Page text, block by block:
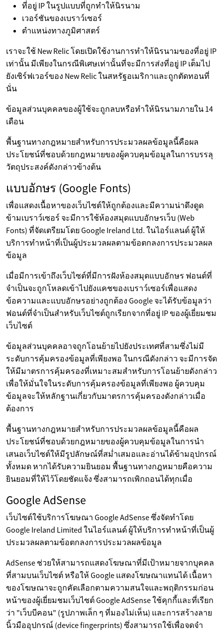
ที่อยู่ IP ในรูปแบบที่ถูกทำให้นิรนาม
เวอร์ชันของเบราว์เซอร์
ตำแหน่งทางภูมิศาสตร์
เราจะใช้ New Relic โดยเปิดใช้งานการทำให้นิรนามของที่อยู่ IP
เท่านั้น มีเพียงในกรณีพิเศษเท่านั้นที่จะมีการส่งที่อยู่ IP เต็มไป
ยังเซิร์ฟเวอร์ของ New Relic ในสหรัฐอเมริกาและถูกตัดทอนที่
นั่น
ข้อมูลส่วนบุคคลของผู้ใช้จะถูกลบหรือทำให้นิรนามภายใน 14
เดือน
พื้นฐานทางกฎหมายสำหรับการประมวลผลข้อมูลนี้คือผล
ประโยชน์ที่ชอบด้วยกฎหมายของผู้ควบคุมข้อมูลในการบรรลุ
วัตถุประสงค์ดังกล่าวข้างต้น
แบบอักษร (Google Fonts)
เพื่อแสดงเนื้อหาของเว็บไซต์ให้ถูกต้องและมีความน่าดึงดูด
ข้ามเบราว์เซอร์ จะมีการใช้ห้องสมุดแบบอักษรเว็บ (Web
Fonts) ที่จัดเตรียมโดย Google Ireland Ltd. ในไอร์แลนด์ ผู้ให้
บริการทำหน้าที่เป็นผู้ประมวลผลตามข้อตกลงการประมวลผล
ข้อมูล
เมื่อมีการเข้าถึงเว็บไซต์ที่มีการฝังห้องสมุดแบบอักษร ฟอนต์ที่
จำเป็นจะถูกโหลดเข้าไปยังแคชของเบราว์เซอร์เพื่อแสดง
ข้อความและแบบอักษรอย่างถูกต้อง Google จะได้รับข้อมูลว่า
ฟอนต์ที่จำเป็นสำหรับเว็บไซต์ถูกเรียกจากที่อยู่ IP ของผู้เยี่ยมชม
เว็บไซต์
ข้อมูลส่วนบุคคลอาจถูกโอนย้ายไปยังประเทศที่สามซึ่งไม่มี
ระดับการคุ้มครองข้อมูลที่เพียงพอ ในกรณีดังกล่าว จะมีการจัด
ให้มีมาตรการคุ้มครองที่เหมาะสมสำหรับการโอนย้ายดังกล่าว
เพื่อให้มั่นใจในระดับการคุ้มครองข้อมูลที่เพียงพอ ผู้ควบคุม
ข้อมูลจะให้หลักฐานเกี่ยวกับมาตรการคุ้มครองดังกล่าวเมื่อ
ต้องการ
พื้นฐานทางกฎหมายสำหรับการประมวลผลข้อมูลนี้คือผล
ประโยชน์ที่ชอบด้วยกฎหมายของผู้ควบคุมข้อมูลในการนำ
เสนอเว็บไซต์ให้มีรูปลักษณ์ที่สม่ำเสมอและอ่านได้ข้ามอุปกรณ์
ทั้งหมด หากได้รับความยินยอม พื้นฐานทางกฎหมายคือความ
ยินยอมที่ให้ไว้โดยชัดแจ้ง ซึ่งสามารถเพิกถอนได้ทุกเมื่อ
Google AdSense
เว็บไซต์ใช้บริการโฆษณา Google AdSense ซึ่งจัดทำโดย
Google Ireland Limited ในไอร์แลนด์ ผู้ให้บริการทำหน้าที่เป็นผู้
ประมวลผลตามข้อตกลงการประมวลผลข้อมูล
AdSense ช่วยให้สามารถแสดงโฆษณาที่มีเป้าหมายจากบุคคล
ที่สามบนเว็บไซต์ หรือให้ Google แสดงโฆษณาแทนได้ เนื้อหา
ของโฆษณาจะถูกคัดเลือกตามความสนใจและพฤติกรรมก่อน
หน้าของผู้เยี่ยมชมเว็บไซต์ Google AdSense ใช้คุกกี้และที่เรียก
ว่า "เว็บบีคอน" (รูปภาพเล็ก ๆ ที่มองไม่เห็น) และการสร้างลาย
นิ้วมืออุปกรณ์ (device fingerprints) ซึ่งสามารถใช้เพื่อจดจำ